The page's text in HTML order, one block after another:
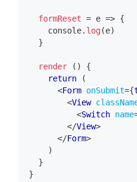
formReset = e => {
console. log(e)
}
render ( )
{
return
(
<Form onSubmit={
<View
<Switch name
</View>
</Form>
)
}
}